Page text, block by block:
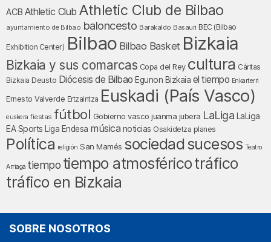
ACB Athletic Club Athletic Club de Bilbao
ayuntamiento de Bilbao baloncesto Barakaldo Basauri BEC (Bilbao
Exhibition Center) Bilbao Bilbao Basket Bizkaia
Bizkaia y sus comarcas Copa del Rey cultura Cáritas
Bizkaia Deusto Diócesis de Bilbao Egunon Bizkaia el tiempo Enkarterri
Ernesto Valverde Ertzaintza Euskadi (País Vasco)
euskera fiestas fútbol Gobierno vasco juanma jubera LaLiga LaLiga
EA Sports Liga Endesa música noticias Osakidetza planes
Política religión San Mamés sociedad sucesos Teatro
Arriaga tiempo tiempo atmosféricotráfico
tráfico en Bizkaia
SOBRE NOSOTROS